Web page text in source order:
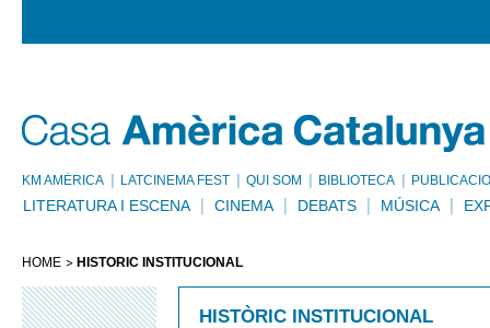
KM AMÈRICA LATCINEMA FEST QUI SOM BIBLIOTECA
LITERATURA I ESCENA CINEMA DEBATS MÚSICA
HOME HISTÒRIC INSTITUCIONAL
HISTÒRIC INSTITUCIONAL